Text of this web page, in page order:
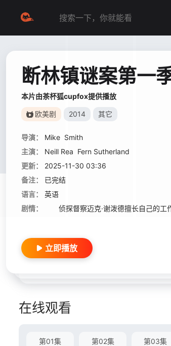
断林镇谜案第一
本片由茶杯狐cupfox提供播放
欧美剧 2014 其它
导演： Mike Smith
主演：
Neill Rea Fern Sutherland
更新：
2025-11-30 03:36
备注：
已完结
语言：
英语
剧情：
侦探督察迈克·谢泼德擅长自己的工作
立即播放
在线观看
第01集 第02集 第03集